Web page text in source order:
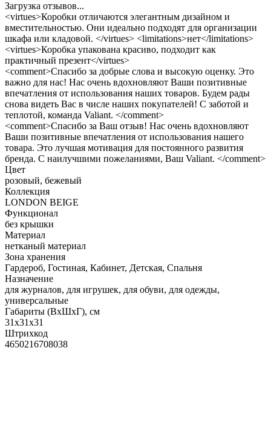
Загрузка отзывов...
<virtues>Коробки отличаются элегантным дизайном и
вместительностью. Они идеально подходят для организации
шкафа или кладовой. </virtues> <limitations>нет</limitations>
<virtues>Коробка упакована красиво, подходит как
практичный презент</virtues>
<comment>Спасибо за добрые слова и высокую оценку. Это
важно для нас! Нас очень вдохновляют Ваши позитивные
впечатления от использования наших товаров. Будем рады
снова видеть Вас в числе наших покупателей! С заботой и
теплотой, команда Valiant. </comment>
<comment>Спасибо за Ваш отзыв! Нас очень вдохновляют
Ваши позитивные впечатления от использования нашего
товара. Это лучшая мотивация для постоянного развития
бренда. С наилучшими пожеланиями, Ваш Valiant. </comment>
Цвет
розовый, бежевый
Коллекция
LONDON BEIGE
Функционал
без крышки
Материал
нетканый материал
Зона хранения
Гардероб, Гостиная, Кабинет, Детская, Спальня
Назначение
для журналов, для игрушек, для обуви, для одежды,
универсальные
Габариты (ВхШхГ), см
31х31х31
Штрихкод
4650216708038